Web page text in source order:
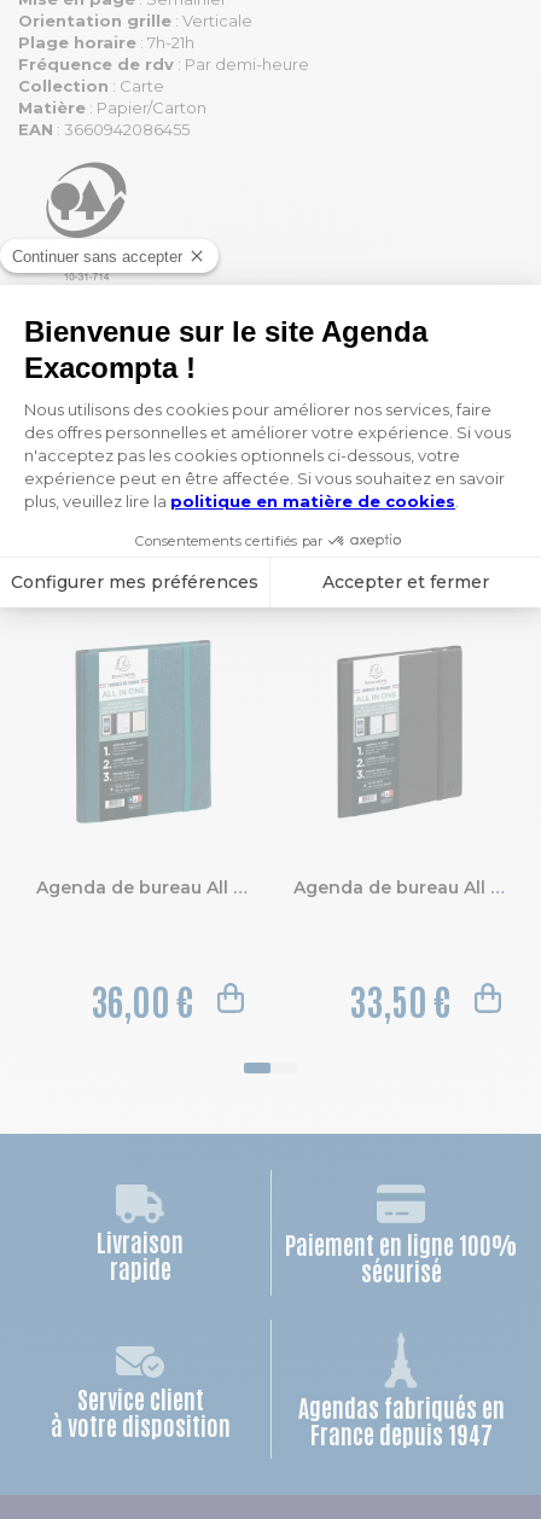
Orientation grille : Verticale
Plage horaire : 7h-21h
Fréquence de rdv : Par demi-heure
Collection : Carte
Matière : Papier/Carton
EAN : 3660942086455
Vous appréciez la grille
Visuel W ? Vous pourriez
aussi aimer :
Agenda de bureau All in one Horizons 20S Visuel spiralé Sésame 15 x 21 cm Semainier Janvier à Décembre 2027
36,00 €
Agenda de bureau All in one Horizons 20S Visuel spiralé Kaa 15 x 21 cm Semainier Janvier à Décembre 2027
33,50 €
Livraison
rapide
Paiement en ligne 100%
sécurisé
Service client
à votre disposition
Agendas fabriqués en
France depuis 1947